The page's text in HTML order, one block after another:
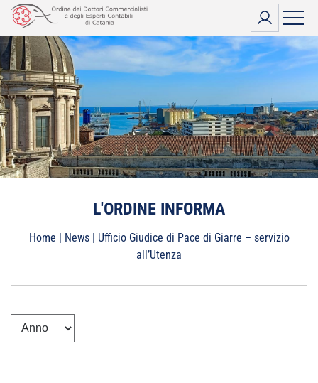
Vai
contenuto
L'ORDINE INFORMA
Home | News| Ufficio Giudice di Pace di Giarre – servizio
all’Utenza